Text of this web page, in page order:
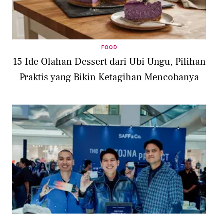
FOOD
15 Ide Olahan Dessert dari Ubi Ungu, Pilihan
Praktis yang Bikin Ketagihan Mencobanya